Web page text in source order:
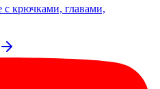
с крючками, главами,